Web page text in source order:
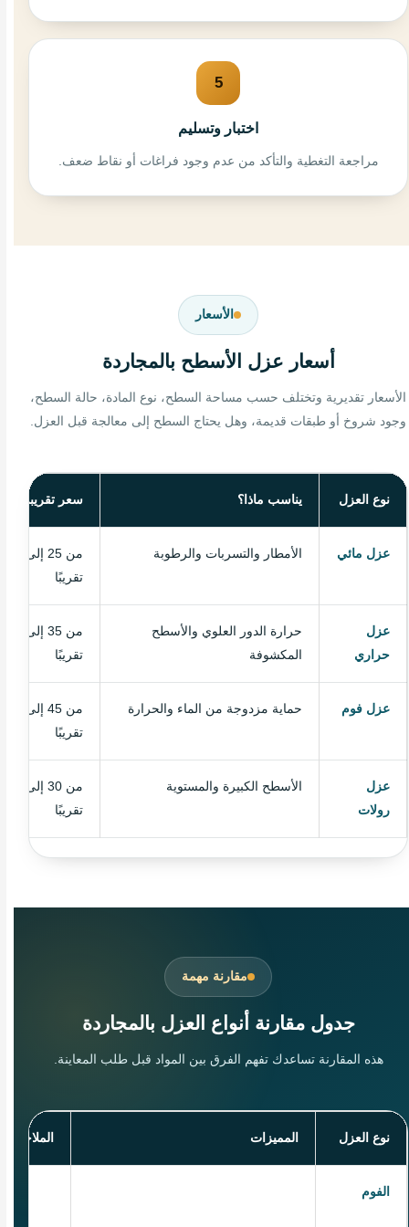
5
اختبار وتسليم
مراجعة التغطية والتأكد من عدم وجود فراغات أو نقاط ضعف.
الأسعار
أسعار عزل الأسطح بالمجاردة
الأسعار تقديرية وتختلف حسب مساحة السطح، نوع المادة، حالة السطح،
وجود شروخ أو طبقات قديمة، وهل يحتاج السطح إلى معالجة قبل العزل.
نوع العزل يناسب ماذا؟ سعر تقريبي
عزل مائي الأمطار والتسربات والرطوبة
تقريبًا
عزل
حراري
حرارة الدور العلوي والأسطح
المكشوفة
تقريبًا
عزل فوم حماية مزدوجة من الماء والحرارة
تقريبًا
عزل
رولات
الأسطح الكبيرة والمستوية
تقريبًا
مقارنة مهمة
جدول مقارنة أنواع العزل بالمجاردة
هذه المقارنة تساعدك تفهم الفرق بين المواد قبل طلب المعاينة.
نوع العزل المميزات الملاحظة
الفوم